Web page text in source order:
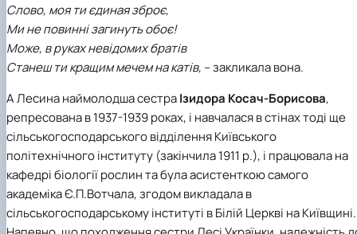
Слово, моя ти єдиная зброє,
Ми не повинні загинуть обоє!
Може, в руках невідомих братів
Станеш ти кращим мечем на катів, – закликала вона.
А Лесина наймолодша сестраІзидора Косач-Борисова,
репресована в 1937-1939 роках, і навчалася в стінах тоді ще
сільськогосподарського відділення Київського
політехнічного інституту (закінчила 1911 р.), і працювала на
кафедрі біології рослин та була асистенткою самого
академіка Є.П.Вотчала, згодом викладала в
сільськогосподарському інституті в Білій Церкві на Київщині.